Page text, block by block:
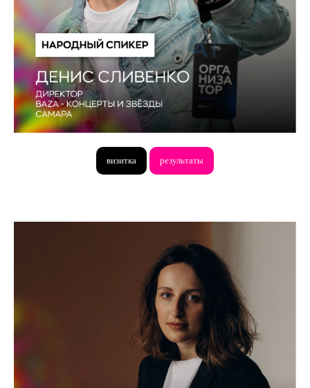
визитка результаты